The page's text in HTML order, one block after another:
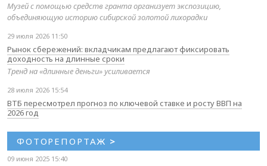
Музей с помощью средств гранта организует экспозицию,
объединяющую историю сибирской золотой лихорадки
29 июля 2026 11:50
Рынок сбережений: вкладчикам предлагают фиксировать
доходность на длинные сроки
Тренд на «длинные деньги» усиливается
28 июля 2026 15:54
ВТБ пересмотрел прогноз по ключевой ставке и росту ВВП на
2026 год
ФОТОРЕПОРТАЖ >
09 июня 2025 15:40